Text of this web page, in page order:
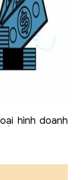
hình doanh